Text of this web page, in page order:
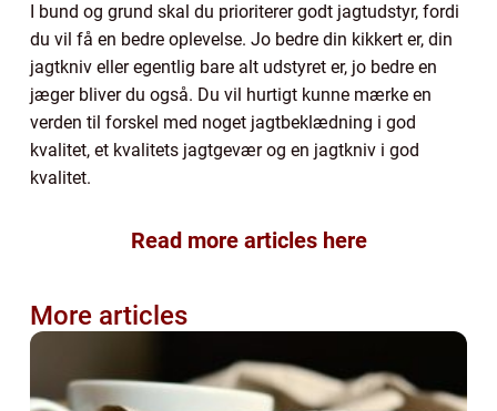
I bund og grund skal du prioriterer godt jagtudstyr, fordi
du vil få en bedre oplevelse. Jo bedre din kikkert er, din
jagtkniv eller egentlig bare alt udstyret er, jo bedre en
jæger bliver du også. Du vil hurtigt kunne mærke en
verden til forskel med noget jagtbeklædning i god
kvalitet, et kvalitets jagtgevær og en jagtkniv i god
kvalitet.
Read more articles here
More articles